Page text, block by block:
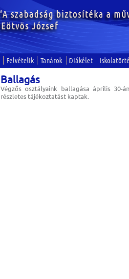
Felvételik Tanárok Diákélet
Ballagás
Végzős osztályaink ballagása április
részletes tájékoztatást kaptak.